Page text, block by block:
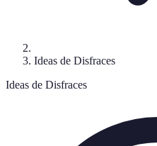
Ideas de Disfraces
Ideas de Disfraces